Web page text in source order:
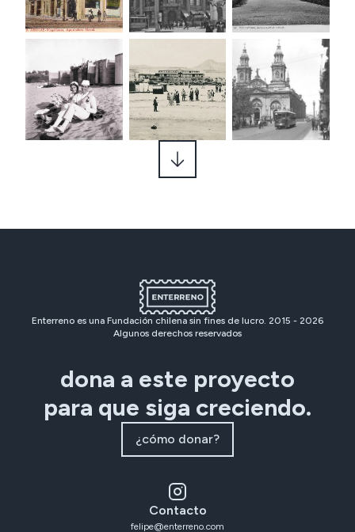
Enterreno es una Fundación chilena sin fines de lucro. 2015 - 2026
Algunos derechos reservados
dona a este proyecto
para que siga creciendo.
¿cómo donar?
Contacto
felipe@enterreno.com